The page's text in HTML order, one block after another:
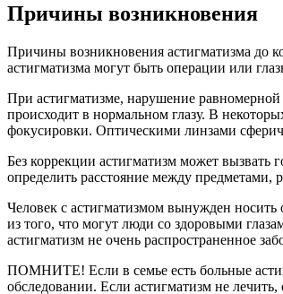
Причины возникновения
Причины возникновения астигматизма до
астигматизма могут быть операции или
При астигматизме, нарушение равномерной
происходит в нормальном глазу. В
фокусировки. Оптическими линзами
Без коррекции астигматизм может вызвать
определить расстояние между
Человек с астигматизмом вынужден носить
из того, что могут люди со здоровыми
астигматизм не очень распространенное
ПОМНИТЕ! Если в семье есть больные
обследовании. Если астигматизм не